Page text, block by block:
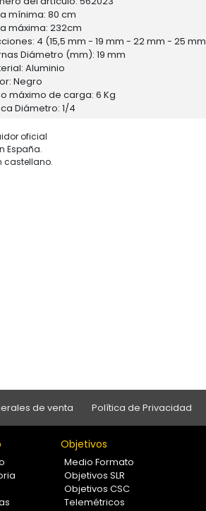
mínima: 80 cm
máxima: 232cm
4 (15,5 mm - 19 mm - 22 mm - 25
Diámetro (mm): 19 mm
Aluminio
Negro
máximo de carga: 6 Kg
Diámetro: 1/4
oficial
España.
castellano.
de venta Política de Privacidad
Objetivos
Medio Formato
Objetivos SLR
Objetivos CSC
Telemétricos